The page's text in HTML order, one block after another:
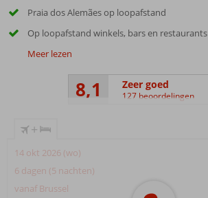
Praia dos Alemães op loopafstand
Op loopafstand winkels, bars en restaurants
Meer lezen
8,1 Zeer goed
127 beoordelingen
+
14 okt 2026 (wo)
6 dagen (5 nachten)
vanaf Brussel